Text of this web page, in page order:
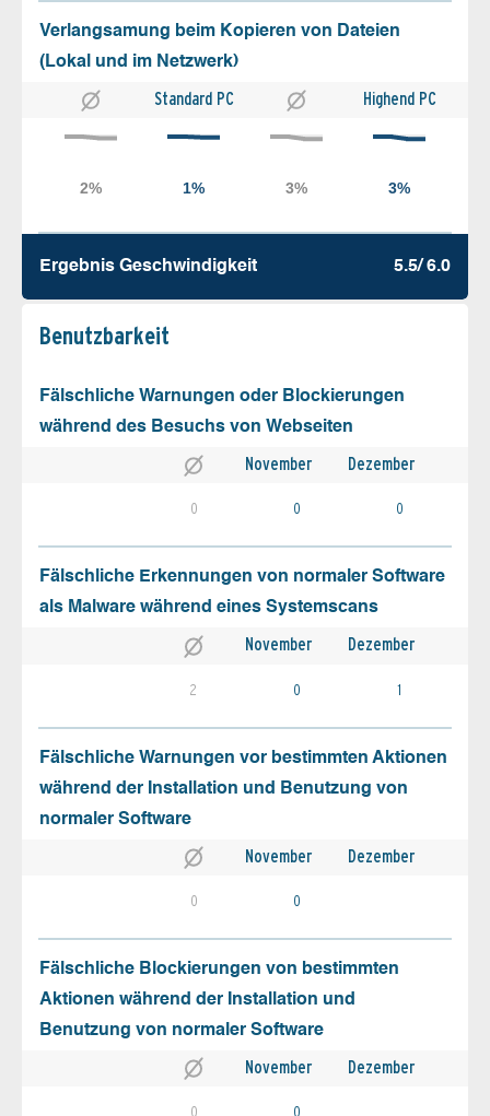
Verlangsamung beim Kopieren von Dateien
(Lokal und im Netzwerk)
Standard PC Highend PC
Ergebnis Geschw­indigkeit 5.5/ 6.0
Benutz­barkeit
Fälschliche Warnungen oder Blockierungen
während des Besuchs von Webseiten
November Dezember
0 0 0
Fälschliche Erkennungen von normaler Software
als Malware während eines Systemscans
November Dezember
2 0 1
Fälschliche Warnungen vor bestimmten Aktionen
während der Installation und Benutzung von
normaler Software
November Dezember
0 0
Fälschliche Blockierungen von bestimmten
Aktionen während der Installation und
Benutzung von normaler Software
November Dezember
0 0